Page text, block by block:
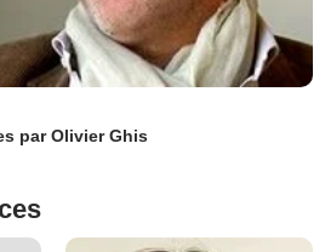
par Olivier Ghis